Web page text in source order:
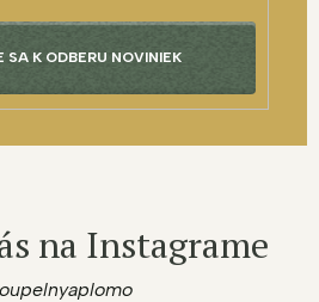
SA K ODBERU NOVINIEK
na Instagrame